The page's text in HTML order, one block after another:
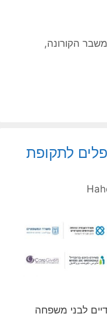
משבר הקורונה,
לתקופת
לבני משפחה